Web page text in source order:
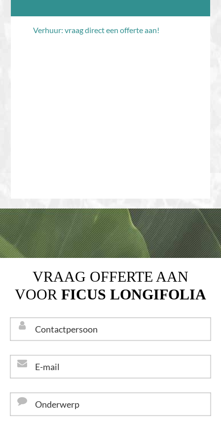
Verhuur: vraag direct een offerte aan!
VRAAG OFFERTE AAN
VOOR FICUS LONGIFOLIA
Contactpersoon *
E-
mail
Onderwerp